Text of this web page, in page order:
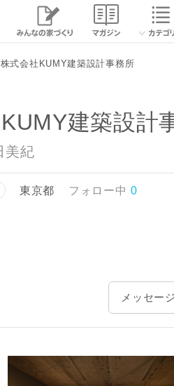
株式会社KUMY建築設計事務所
相
建築設計
美紀
東京都 フォロー中 0
メッセー